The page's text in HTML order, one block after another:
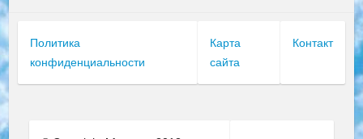
Политика
конфиденциальности
Карта
сайта
Контакт